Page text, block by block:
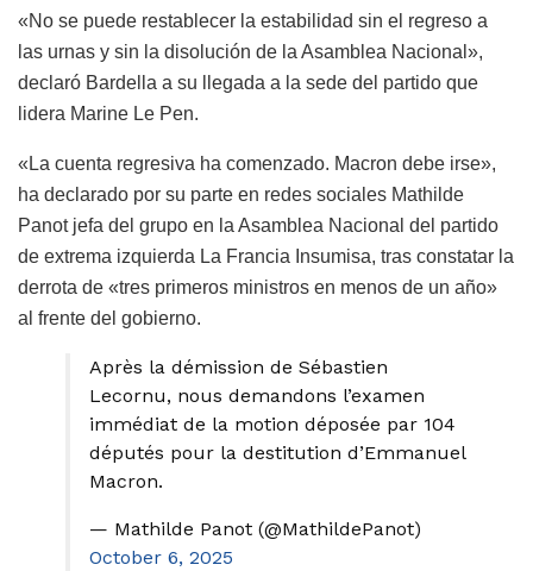
«No se puede restablecer la estabilidad sin el regreso a
las urnas y sin la disolución de la Asamblea Nacional»,
declaró Bardella a su llegada a la sede del partido que
lidera Marine Le Pen.
«La cuenta regresiva ha comenzado. Macron debe irse»,
ha declarado por su parte en redes sociales Mathilde
Panot jefa del grupo en la Asamblea Nacional del partido
de extrema izquierda La Francia Insumisa, tras constatar la
derrota de «tres primeros ministros en menos de un año»
al frente del gobierno.
Après la démission de Sébastien
Lecornu, nous demandons l’examen
immédiat de la motion déposée par 104
députés pour la destitution d’Emmanuel
Macron.
— Mathilde Panot (@MathildePanot)
October 6, 2025